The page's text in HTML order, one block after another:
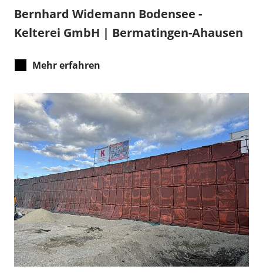
Bernhard Widemann Bodensee -
Kelterei GmbH | Bermatingen-Ahausen
Mehr erfahren